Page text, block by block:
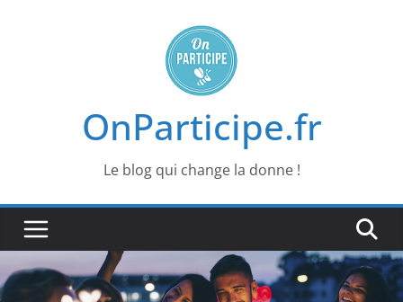
OnParticipe.fr
Le blog qui change la donne !